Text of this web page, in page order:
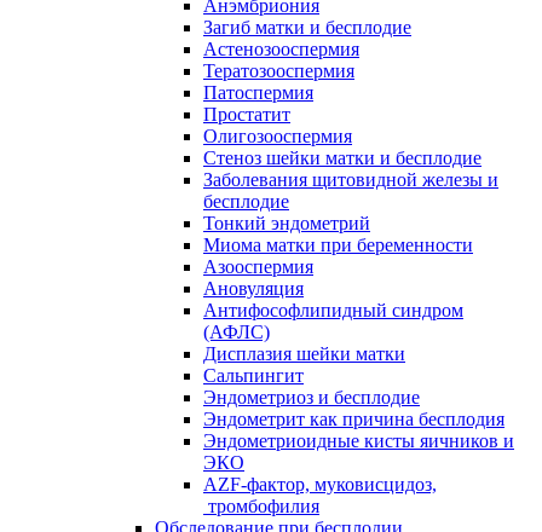
Анэмбриония
Загиб матки и бесплодие
Астенозооспермия
Тератозооспермия
Патоспермия
Простатит
Олигозооспермия
Стеноз шейки матки и бесплодие
Заболевания щитовидной железы и
бесплодие
Тонкий эндометрий
Миома матки при беременности
Азооспермия
Ановуляция
Антифософлипидный синдром
(АФЛС)
Дисплазия шейки матки
Сальпингит
Эндометриоз и бесплодие
Эндометрит как причина бесплодия
Эндометриоидные кисты яичников и
ЭКО
AZF-фактор, муковисцидоз,
тромбофилия
Обследование при бесплодии